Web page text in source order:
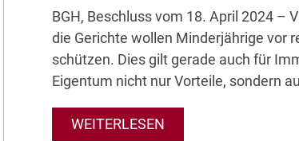
BGH, Beschluss vom 18. April 2024 –
die Gerichte wollen Minderjährige vor
schützen. Dies gilt gerade auch für
Eigentum nicht nur Vorteile, sondern
WEITERLESEN